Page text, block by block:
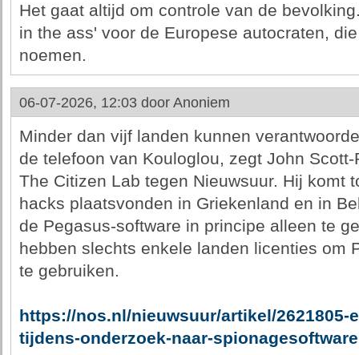
Het gaat altijd om controle van de
in the ass' voor de Europese autocraten,
noemen.
06-07-2026, 12:03 door Anoniem
Minder dan vijf landen kunnen
de telefoon van Kouloglou, zegt John
The Citizen Lab tegen Nieuwsuur. Hij komt
hacks plaatsvonden in Griekenland en in
de Pegasus-software in principe alleen te
hebben slechts enkele landen licenties om
te gebruiken.
https://nos.nl/nieuwsuur/artikel/2621805-
tijdens-onderzoek-naar-spionagesoftware